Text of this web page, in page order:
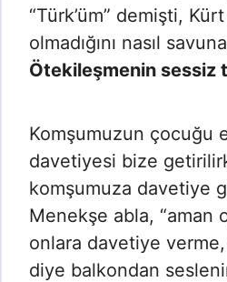
“Türk’üm” demişti, Kürt
olmadığını nasıl
Ötekileşmenin sessiz
Komşumuzun çocuğu
davetiyesi bize
komşumuza davetiye
Menekşe abla, “aman
onlara davetiye
diye balkondan